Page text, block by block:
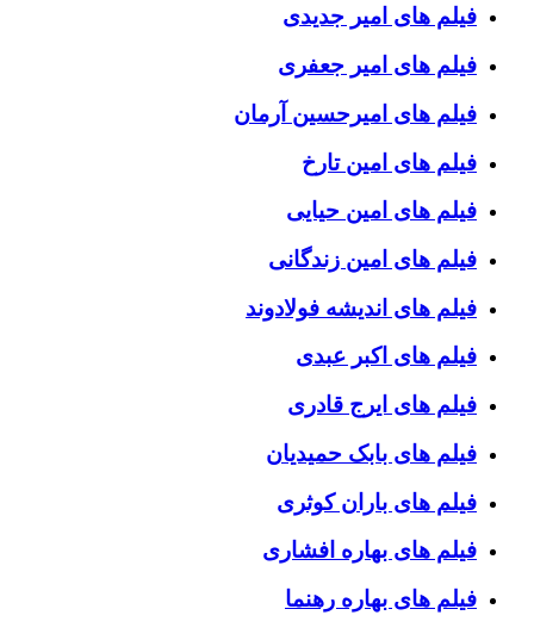
فیلم های امیر جدیدی
فیلم های امیر جعفری
فیلم های امیرحسین آرمان
فیلم های امین تارخ
فیلم های امین حیایی
فیلم های امین زندگانی
فیلم های اندیشه فولادوند
فیلم های اکبر عبدی
فیلم های ایرج قادری
فیلم های بابک حمیدیان
فیلم های باران کوثری
فیلم های بهاره افشاری
فیلم های بهاره رهنما